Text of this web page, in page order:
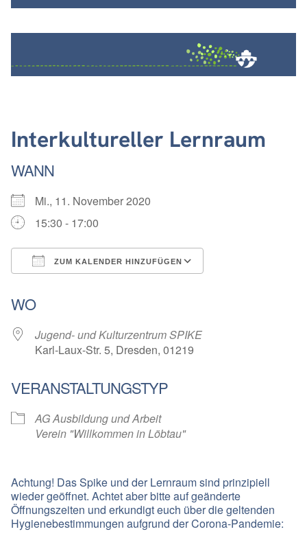
Interkultureller Lernraum
WANN
Mi., 11. November 2020
15:30 - 17:00
ZUM KALENDER HINZUFÜGEN
WO
Jugend- und Kulturzentrum SPIKE
Karl-Laux-Str. 5, Dresden, 01219
VERANSTALTUNGSTYP
AG Ausbildung und Arbeit
Verein "Willkommen in Löbtau"
Achtung! Das Spike und der Lernraum sind prinzipiell
wieder geöffnet. Achtet aber bitte auf geänderte
Öffnungszeiten und erkundigt euch über die geltenden
Hygienebestimmungen aufgrund der Corona-Pandemie: